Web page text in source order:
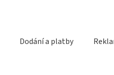
Dodání a platby